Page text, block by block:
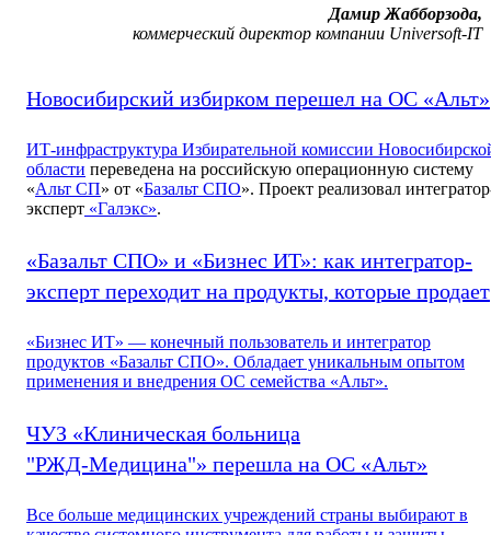
Дамир Жабборзода,
коммерческий директор компании Universoft-IT
Новосибирский избирком перешел на ОС «Альт»
ИТ-инфраструктура Избирательной комиссии
области переведена на российскую операционную систему
«Альт СП» от «Базальт СПО». Проект реализовал
эксперт «Галэкс».
«Базальт СПО» и «Бизнес ИТ»: как интегратор-
эксперт переходит на продукты, которые продает
«Бизнес ИТ» — конечный пользователь и интегратор
продуктов «Базальт СПО». Обладает уникальным опытом
применения и внедрения ОС семейства «Альт».
ЧУЗ «Клиническая больница
"РЖД-Медицина"» перешла на ОС «Альт»
Все больше медицинских учреждений страны выбирают в